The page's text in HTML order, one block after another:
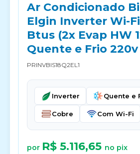
Ar Condicionado
Elgin Inverter Wi-
Btus (2x Evap HW
Quente e Frio 220v
PRINVBIS18Q2EL1
Inverter Quente e
Cobre Com Wi-Fi
por R$ 5.116,65 no pix